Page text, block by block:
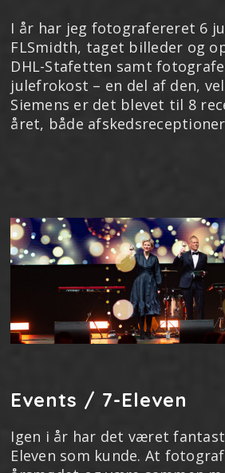
I år har jeg fotografereret 6
FLSmidth, taget billeder og
DHL-Stafetten samt
julefrokost – en del af den,
Siemens er det blevet til 8
året, både
Events / 7-Eleven
Igen i år har det været
Eleven som kunde. At